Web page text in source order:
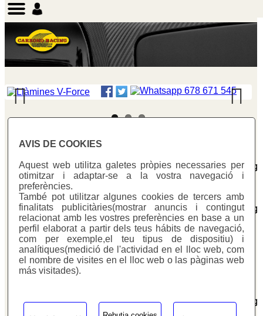
AVIS DE COOKIES
Aquest web utilitza galetes pròpies necessaries per
otimitzar i adaptar-se a la vostra navegació i
preferències.
També pot utilitzar algunes cookies de tercers amb
finalitats publicitàries(mostrar anuncis i contingut
relacionat amb les vostres preferències en base a un
perfil elaborat a partir dels teus hábits de navegació,
com per exemple,el teu tipus de dispositiu) i
analítiques(medició de l'actividad en el lloc web, com
el nombre de visites en el lloc web o las pàginas web
más visitades).
Previous Next
/homepages/0/d334671725/htdocs/web3/
on line281
Warning: Undefined array key "id_Cat" in
/homepages/0/d334671725/htdocs/web3/
on line287
Lamina_vforce> vf_914 Ref:VF 914
PreuUn:
/homepages/0/d334671725/htdocs/web3/